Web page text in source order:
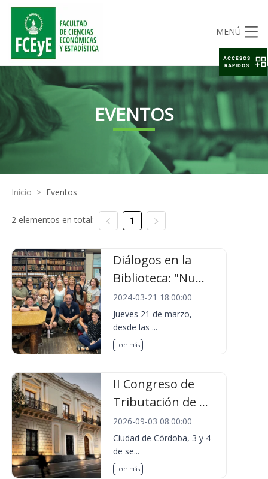
MENÚ
EVENTOS
Inicio > Eventos
2 elementos en total: 1
Diálogos en la
Biblioteca: "Nu...
2024-03-21 18:00:00
Jueves 21 de marzo,
desde las ...
Leer más
II Congreso de
Tributación de ...
2026-09-03 08:00:00
Ciudad de Córdoba, 3 y 4
de se...
Leer más
ACCESOS
RAPIDOS